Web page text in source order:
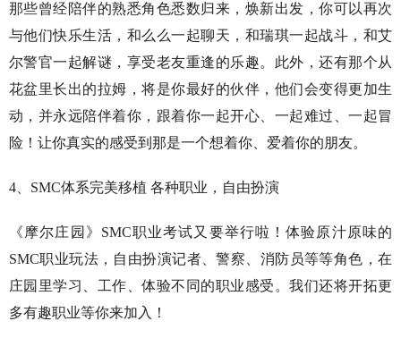
那些曾经陪伴的熟悉角色悉数归来，焕新出发，你可以再次
与他们快乐生活，和么么一起聊天，和瑞琪一起战斗，和艾
尔警官一起解谜，享受老友重逢的乐趣。此外，还有那个从
花盆里长出的拉姆，将是你最好的伙伴，他们会变得更加生
动，并永远陪伴着你，跟着你一起开心、一起难过、一起冒
险！让你真实的感受到那是一个想着你、爱着你的朋友。
4、SMC体系完美移植 各种职业，自由扮演
《摩尔庄园》SMC职业考试又要举行啦！体验原汁原味的
SMC职业玩法，自由扮演记者、警察、消防员等等角色，在
庄园里学习、工作、体验不同的职业感受。我们还将开拓更
多有趣职业等你来加入！